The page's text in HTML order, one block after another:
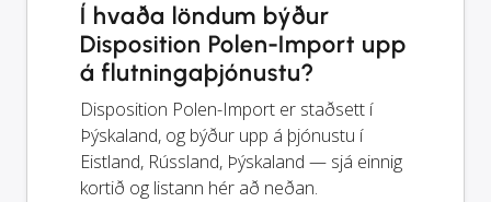
Í hvaða löndum býður
Disposition Polen-Import upp
á flutningaþjónustu?
Disposition Polen-Import er staðsett í
Þýskaland, og býður upp á þjónustu í
Eistland, Rússland, Þýskaland — sjá einnig
kortið og listann hér að neðan.